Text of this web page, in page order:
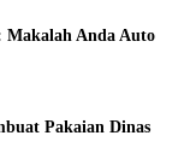
Makalah Anda Auto
Pakaian Dinas